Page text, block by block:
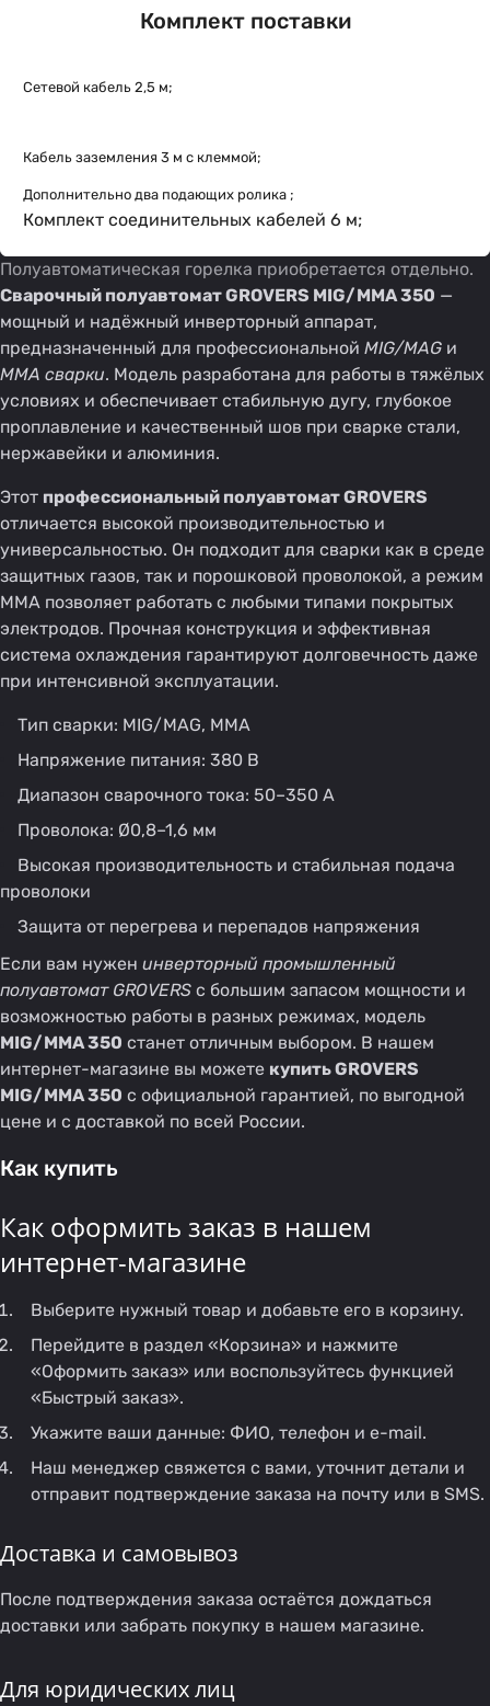
Комплект поставки
Сетевой кабель 2,5 м;
Кабель заземления 3 м с клеммой;
Дополнительно два подающих ролика ;
Комплект соединительных кабелей 6 м;
Полуавтоматическая горелка приобретается отдельно.
Сварочный полуавтомат GROVERS MIG/MMA 350 —
мощный и надёжный инверторный аппарат,
предназначенный для профессиональной MIG/MAG и
MMA сварки. Модель разработана для работы в тяжёлых
условиях и обеспечивает стабильную дугу, глубокое
проплавление и качественный шов при сварке стали,
нержавейки и алюминия.
Этот профессиональный полуавтомат GROVERS
отличается высокой производительностью и
универсальностью. Он подходит для сварки как в среде
защитных газов, так и порошковой проволокой, а режим
MMA позволяет работать с любыми типами покрытых
электродов. Прочная конструкция и эффективная
система охлаждения гарантируют долговечность даже
при интенсивной эксплуатации.
Тип сварки: MIG/MAG, MMA
Напряжение питания: 380 В
Диапазон сварочного тока: 50–350 А
Проволока: Ø0,8–1,6 мм
Высокая производительность и стабильная подача
проволоки
Защита от перегрева и перепадов напряжения
Если вам нужен инверторный промышленный
полуавтомат GROVERS с большим запасом мощности и
возможностью работы в разных режимах, модель
MIG/MMA 350 станет отличным выбором. В нашем
интернет-магазине вы можете купить GROVERS
MIG/MMA 350 с официальной гарантией, по выгодной
цене и с доставкой по всей России.
Как купить
Как оформить заказ в нашем
интернет-магазине
Выберите нужный товар и добавьте его в корзину.
Перейдите в раздел «Корзина» и нажмите
«Оформить заказ» или воспользуйтесь функцией
«Быстрый заказ».
Укажите ваши данные: ФИО, телефон и e-mail.
Наш менеджер свяжется с вами, уточнит детали и
отправит подтверждение заказа на почту или в SMS.
Доставка и самовывоз
После подтверждения заказа остаётся дождаться
доставки или забрать покупку в нашем магазине.
Для юридических лиц